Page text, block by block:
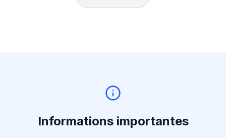
Informations importantes